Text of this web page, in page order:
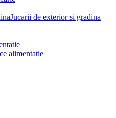
Jucarii de exterior si gradina
alimentatie